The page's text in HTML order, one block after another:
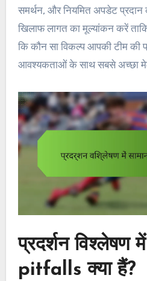
समर्थन, और नियमित अपडेट
खिलाफ लागत का मूल्यांकन करें
कि कौन सा विकल्प आपकी टीम की
आवश्यकताओं के साथ सबसे अच्छा
प्रदर्शन विश्लेषण में
pitfalls क्या हैं?